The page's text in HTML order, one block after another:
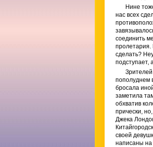
Нине
нас всех
соединить
пролетария.
сделать?
подступает,
пополуднем
бросала
заметила
обхватив
прически,
Джека
своей
написаны на